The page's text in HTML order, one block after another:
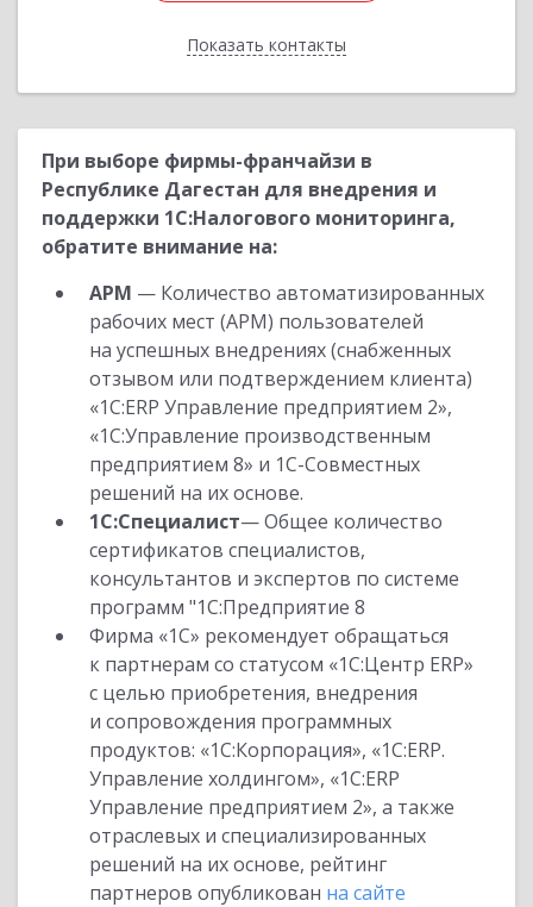
Показать контакты
Назад
При выборе фирмы-франчайзи в
Республике Дагестан для внедрения и
поддержки 1С:Налогового мониторинга,
обратите внимание на:
АРМ — Количество автоматизированных
рабочих мест (АРМ) пользователей
на успешных внедрениях (снабженных
отзывом или подтверждением клиента)
«1С:ERP Управление предприятием 2»,
«1С:Управление производственным
предприятием 8» и 1С-Совместных
решений на их основе.
1С:Специалист— Общее количество
сертификатов специалистов,
консультантов и экспертов по системе
программ "1С:Предприятие 8
Фирма «1С» рекомендует обращаться
к партнерам со статусом «1С:Центр ERP»
с целью приобретения, внедрения
и сопровождения программных
продуктов: «1С:Корпорация», «1С:ERP.
Управление холдингом», «1С:ERP
Управление предприятием 2», а также
отраслевых и специализированных
решений на их основе, рейтинг
партнеров опубликован на сайте